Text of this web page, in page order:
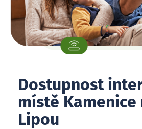
Dostupnost
místě Kamenice
Lipou